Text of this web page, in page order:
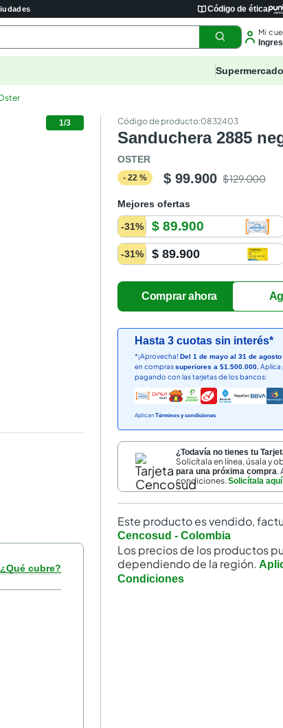
Código de ética
Mi
Supermercado
1/3
¿Qué cubre?
:0832403
Sanduchera 2885
OSTER
-22 % $ 99.900 $ 129.000
Mejores ofertas
-31% $ 89.900
-31% $ 89.900
Hasta 3 cuotas sin interés*
*¡Aprovecha!Del 1 de mayo al 31 de
en comprassuperiores a $1.500.000. Aplica
pagando con las tarjetas de los bancos:
Aplican Términos y condiciones
¿Todavía no tienes tu
Solicítala en línea, úsala y
para una próxima compra.
condiciones.Solicítala aquí
Este producto es vendido,
Cencosud - Colombia
Los precios de los productos
dependiendo de la región.
Condiciones